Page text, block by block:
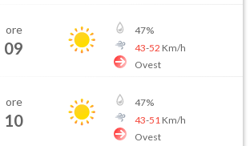
ore
09
47%
43-52 Km/h
Ovest
ore
10
47%
43-51 Km/h
Ovest